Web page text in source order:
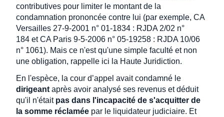
contributives pour limiter le montant de la
condamnation prononcée contre lui (par exemple, CA
Versailles 27-9-2001 n° 01-1834 : RJDA 2/02 n°
184 et CA Paris 9-5-2006 n° 05-19258 : RJDA 10/06
n° 1061). Mais ce n'est qu'une simple faculté et non
une obligation, rappelle ici la Haute Juridiction.
En l'espèce, la cour d’appel avait condamné le
dirigeant après avoir analysé ses revenus et déduit
qu'il n'était pas dans l'incapacité de s'acquitter de
la somme réclamée par le liquidateur judiciaire. Et